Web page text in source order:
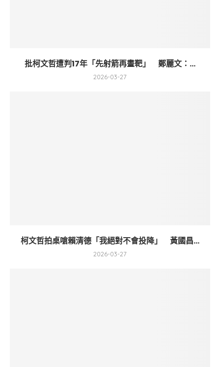
批柯文哲遭判17年「先射箭再畫靶」 鄭麗文：...
2026-03-27
柯文哲拍桌嗆賴清德「我絕對不會投降」 黃國昌...
2026-03-27